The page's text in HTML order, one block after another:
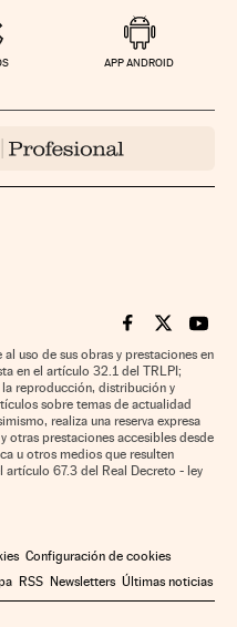
APP ANDROID
Cinco Días en
Cinco Días
Cinco
uso de sus obras y prestaciones en
en el artículo 32.1 del TRLPI;
la reproducción, distribución y
sobre temas de actualidad
realiza una reserva expresa
otras prestaciones accesibles desde
u otros medios que resulten
67.3 del Real Decreto - ley
Configuración de cookies
RSS Newsletters Últimas noticias